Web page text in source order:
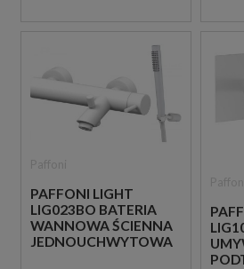
PAFFONI LIGHT
LIG023BO BATERIA
WANNOWA ŚCIENNA
JEDNOUCHWYTOWA